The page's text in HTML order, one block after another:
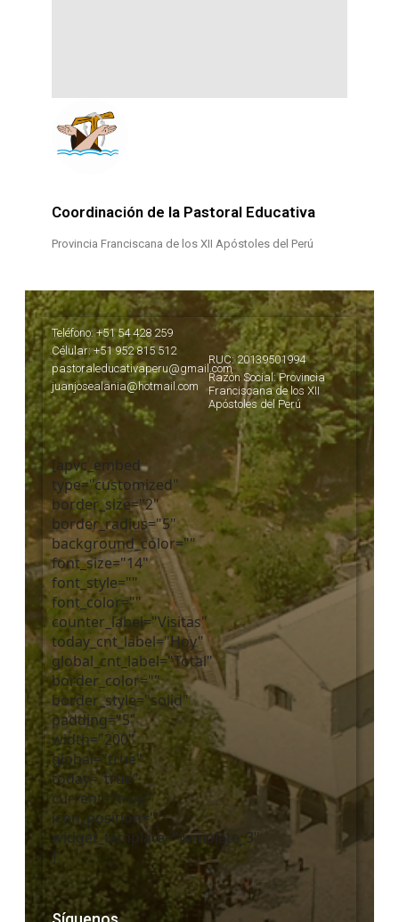
Coordinación de la Pastoral Educativa
Provincia Franciscana de los XII Apóstoles del Perú
Teléfono: +51 54 428 259
Célular: +51 952 815 512
pastoraleducativaperu@gmail.com
juanjosealania@hotmail.com
RUC: 20139501994
Razón Social: Provincia
Franciscana de los XII
Apóstoles del Perú
[apvc_embed
type="customized"
border_size="2"
border_radius="5"
background_color=""
font_size="14"
font_style=""
font_color=""
counter_label="Visitas"
today_cnt_label="Hoy"
global_cnt_label="Total"
border_color=""
border_style="solid"
padding="5"
width="200"
global="true"
today="true"
current="true"
icon_position=""
widget_template="template_3"
]